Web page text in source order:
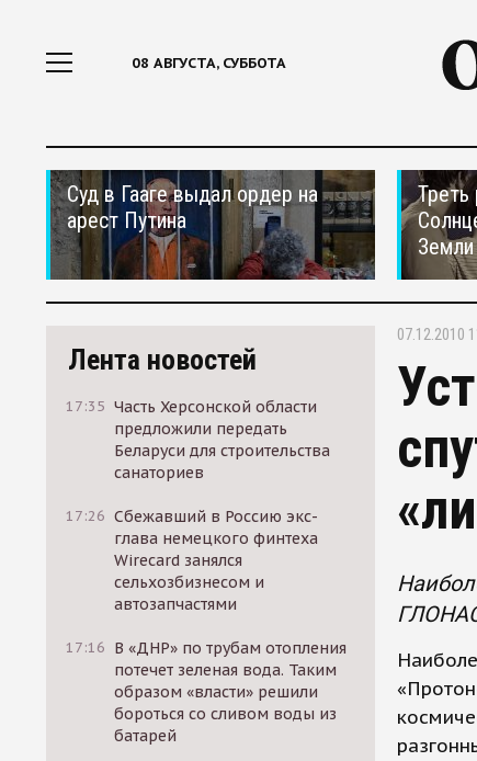
08 АВГУСТА, СУББОТА
Суд в Гааге выдал ордер на
арест Путина
Треть
Земли
Лента новостей
17:35 Часть Херсонской области
предложили передать
Беларуси для строительства
санаториев
17:26 Сбежавший в Россию экс-
глава немецкого финтеха
Wirecard занялся
сельхозбизнесом и
автозапчастями
17:16 В «ДНР» по трубам отопления
потечет зеленая вода. Таким
образом «власти» решили
бороться со сливом воды из
батарей
07.12.2010